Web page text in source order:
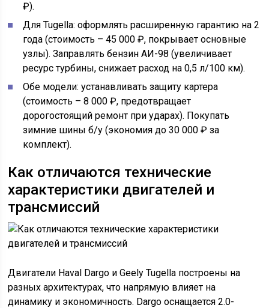
₽).
Для Tugella: оформлять расширенную гарантию на 2
года (стоимость – 45 000 ₽, покрывает основные
узлы). Заправлять бензин АИ-98 (увеличивает
ресурс турбины, снижает расход на 0,5 л/100 км).
Обе модели: устанавливать защиту картера
(стоимость – 8 000 ₽, предотвращает
дорогостоящий ремонт при ударах). Покупать
зимние шины б/у (экономия до 30 000 ₽ за
комплект).
Как отличаются технические
характеристики двигателей и
трансмиссий
Двигатели Haval Dargo и Geely Tugella построены на
разных архитектурах, что напрямую влияет на
динамику и экономичность. Dargo оснащается 2.0-